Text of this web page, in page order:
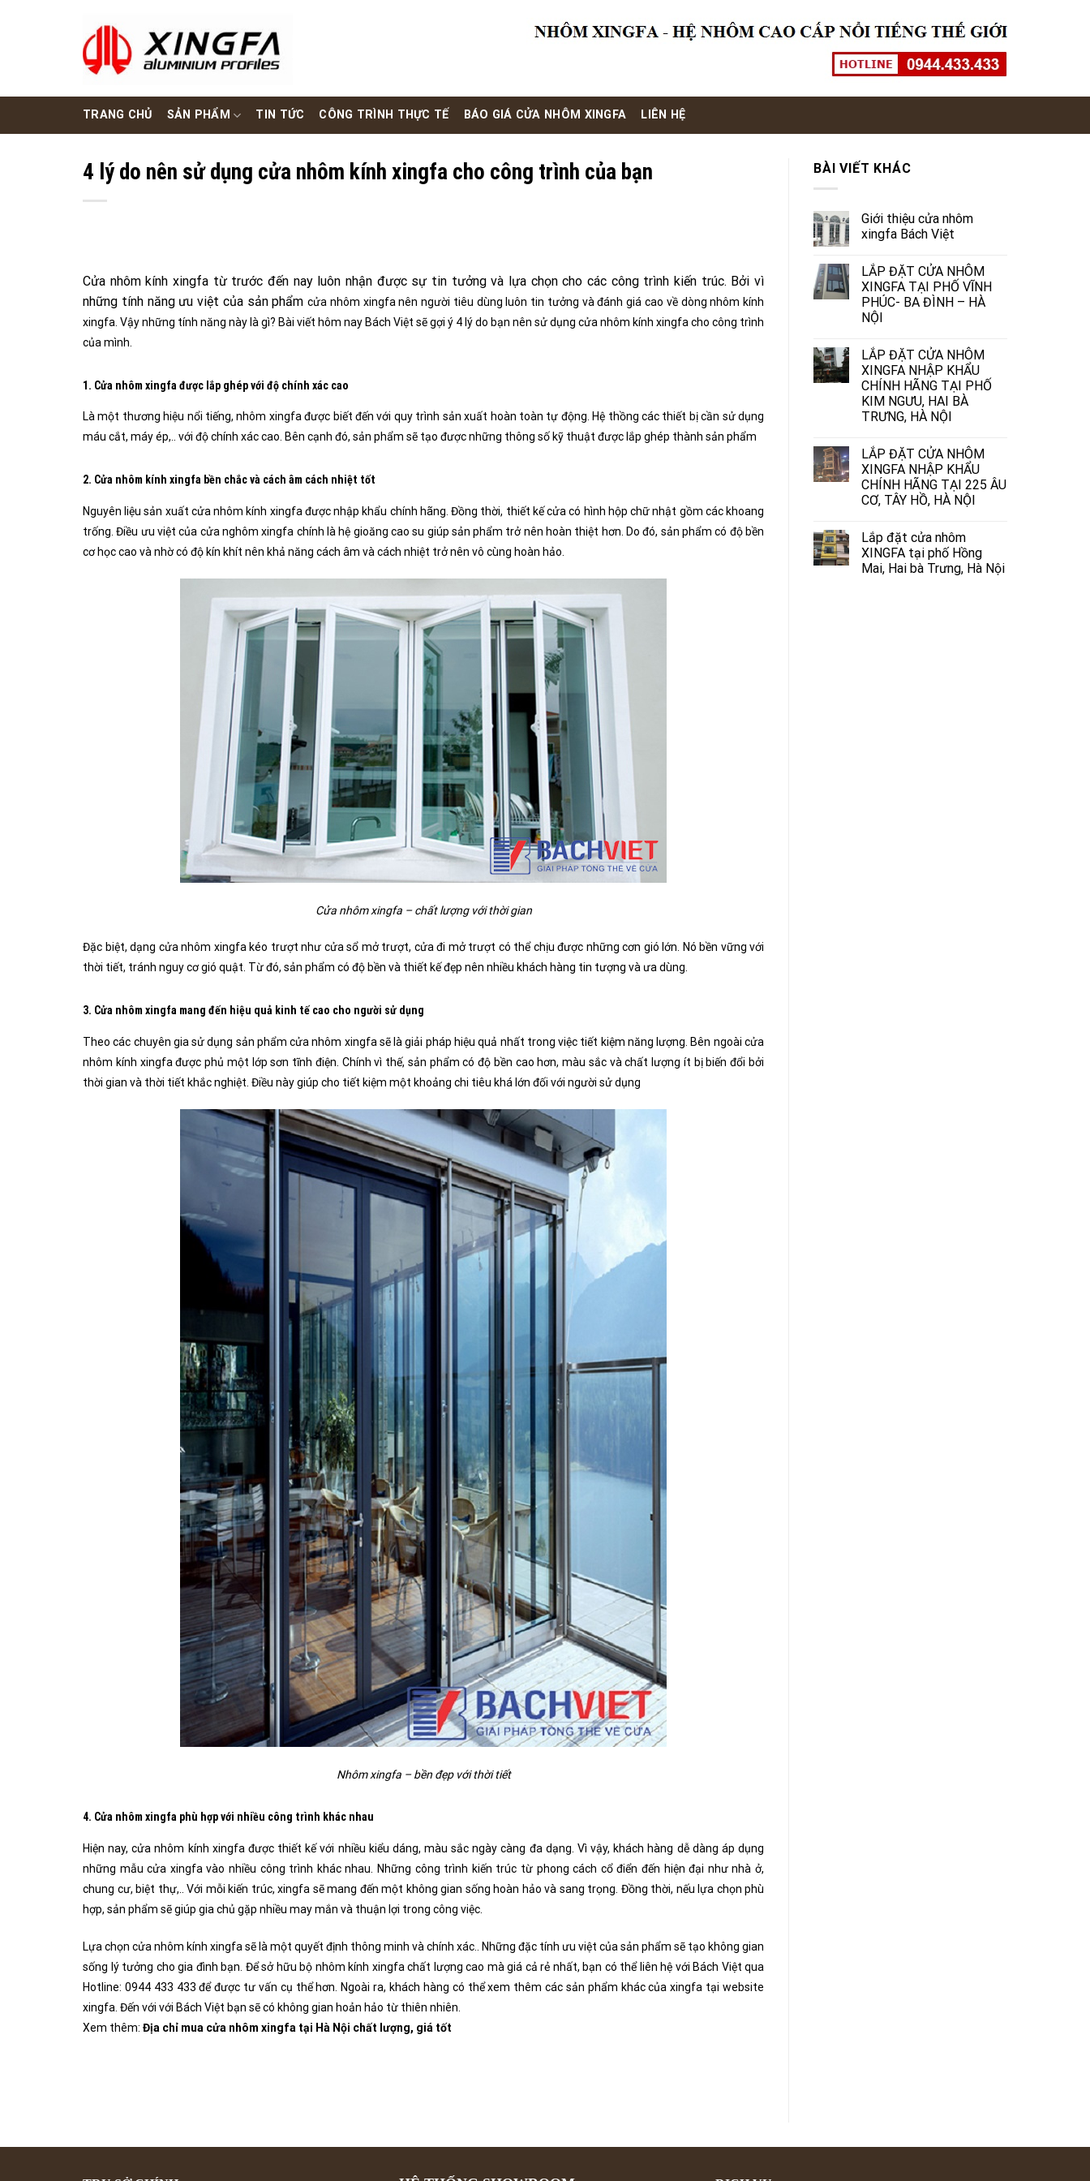
TRANG CHỦ SẢN PHẨM TIN TỨC CÔNG TRÌNH THỰC TẾ BÁO GIÁ CỬA NHÔM XINGFA LIÊN HỆ
4 lý do nên sử dụng cửa nhôm kính xingfa cho công trình của bạn
Cửa nhôm kính xingfa từ trước đến nay luôn nhận được sự tin tưởng và lựa chọn cho các công trình kiến trúc. Bởi vì
những tính năng ưu việt của sản phẩmcửa nhôm xingfa nên người tiêu dùng luôn tin tưởng và đánh giá cao về dòng nhôm kính
xingfa. Vậy những tính năng này là gì? Bài viết hôm nay Bách Việt sẽ gợi ý 4 lý do bạn nên sử dụng cửa nhôm kính xingfa cho công trình
của mình.
1. Cửa nhôm xingfa được lắp ghép với độ chính xác cao
Là một thương hiệu nổi tiếng, nhôm xingfa được biết đến với quy trình sản xuất hoàn toàn tự động. Hệ thồng các thiết bị cần sử dụng
máu cắt, máy ép,.. với độ chính xác cao. Bên cạnh đó, sản phẩm sẽ tạo được những thông số kỹ thuật được lắp ghép thành sản phẩm
2. Cửa nhôm kính xingfa bền chắc và cách âm cách nhiệt tốt
Nguyên liệu sản xuất cửa nhôm kính xingfa được nhập khẩu chính hãng. Đồng thời, thiết kế cửa có hình hộp chữ nhật gồm các khoang
trống. Điều ưu việt của cửa nghôm xingfa chính là hệ gioăng cao su giúp sản phẩm trở nên hoàn thiệt hơn. Do đó, sản phẩm có độ bền
cơ học cao và nhờ có độ kín khít nên khả năng cách âm và cách nhiệt trở nên vô cùng hoàn hảo.
Cửa nhôm xingfa – chất lượng với thời gian
Đặc biệt, dạng cửa nhôm xingfa kéo trượt như cửa sổ mở trượt, cửa đi mở trượt có thể chịu được những cơn gió lớn. Nó bền vững với
thời tiết, tránh nguy cơ gió quật. Từ đó, sản phẩm có độ bền và thiết kế đẹp nên nhiều khách hàng tin tượng và ưa dùng.
3. Cửa nhôm xingfa mang đến hiệu quả kinh tế cao cho người sử dụng
Theo các chuyên gia sử dụng sản phẩm cửa nhôm xingfa sẽ là giải pháp hiệu quả nhất trong việc tiết kiệm năng lượng. Bên ngoài cửa
nhôm kính xingfa được phủ một lớp sơn tĩnh điện. Chính vì thế, sản phẩm có độ bền cao hơn, màu sắc và chất lượng ít bị biến đổi bởi
thời gian và thời tiết khắc nghiệt. Điều này giúp cho tiết kiệm một khoảng chi tiêu khá lớn đối với người sử dụng
Nhôm xingfa – bền đẹp với thời tiết
4. Cửa nhôm xingfa phù hợp với nhiều công trình khác nhau
Hiện nay, cửa nhôm kính xingfa được thiết kế với nhiều kiểu dáng, màu sắc ngày càng đa dạng. Vì vậy, khách hàng dễ dàng áp dụng
những mẫu cửa xingfa vào nhiều công trình khác nhau. Những công trình kiến trúc từ phong cách cổ điển đến hiện đại như nhà ở,
chung cư, biệt thự,.. Với mỗi kiến trúc, xingfa sẽ mang đến một không gian sống hoàn hảo và sang trọng. Đồng thời, nếu lựa chọn phù
hợp, sản phẩm sẽ giúp gia chủ gặp nhiều may mắn và thuận lợi trong công việc.
Lựa chọn cửa nhôm kính xingfa sẽ là một quyết định thông minh và chính xác.. Những đặc tính ưu việt của sản phẩm sẽ tạo không gian
sống lý tưởng cho gia đình bạn. Để sở hữu bộ nhôm kính xingfa chất lượng cao mà giá cả rẻ nhất, bạn có thể liên hệ với Bách Việt qua
Hotline: 0944 433 433 để được tư vấn cụ thể hơn. Ngoài ra, khách hàng có thể xem thêm các sản phẩm khác của xingfa tại website
xingfa. Đến với với Bách Việt bạn sẽ có không gian hoản hảo từ thiên nhiên.
Xem thêm: Địa chỉ mua cửa nhôm xingfa tại Hà Nội chất lượng, giá tốt
BÀI VIẾT KHÁC
Giới thiệu cửa nhôm
xingfa Bách Việt
LẮP ĐẶT CỬA NHÔM
XINGFA TẠI PHỐ VĨNH
PHÚC- BA ĐÌNH – HÀ
NỘI
LẮP ĐẶT CỬA NHÔM
XINGFA NHẬP KHẨU
CHÍNH HÃNG TẠI PHỐ
KIM NGƯU, HAI BÀ
TRƯNG, HÀ NỘI
LẮP ĐẶT CỬA NHÔM
XINGFA NHẬP KHẨU
CHÍNH HÃNG TẠI 225 ÂU
CƠ, TÂY HỒ, HÀ NỘI
Lắp đặt cửa nhôm
XINGFA tại phố Hồng
Mai, Hai bà Trưng, Hà Nội